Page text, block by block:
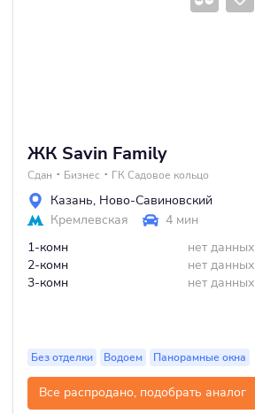
ЖК Savin Family
Сдан Бизнес ГК Садовое кольцо
Казань, Ново-Савиновский
Кремлевская
4 мин
1-комн
нет данных
2-комн
нет данных
3-комн
нет данных
Без отделки Водоем Панорамные окна
Все распродано, подобрать аналог